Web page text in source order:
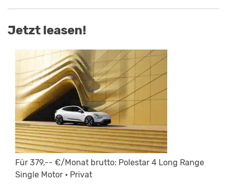
Jetzt leasen!
Für 379,-- €/Monat brutto: Polestar 4 Long Range
Single Motor • Privat